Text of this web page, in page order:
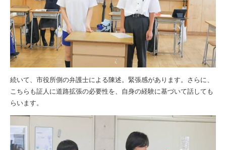
続いて、市役所側の弁護士による陳述。緊張感があります。さらに、
こちらも証人に道路拡張の必要性を、自身の経験に基づいて話しても
らいます。